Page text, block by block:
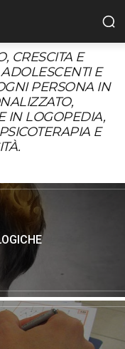
CRESCITA E
E
PERSONA IN
IN LOGOPEDIA,
E